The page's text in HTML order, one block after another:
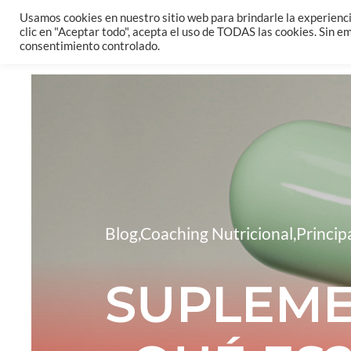
Saltar
contenido
Blog,Coaching Nutricional,
Usamos cookies en nuestro sitio web para brindarle la
clic en "Aceptar todo", acepta el uso de TODAS las cookies. Sin
consentimiento controlado.